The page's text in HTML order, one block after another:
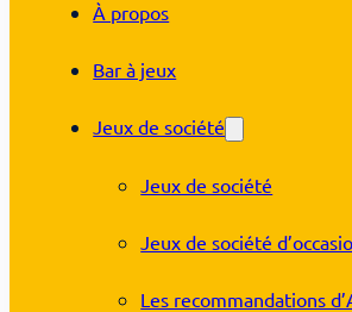
À propos
Bar à jeux
Jeux de société
Jeux de société
Jeux de société
Les recommandations